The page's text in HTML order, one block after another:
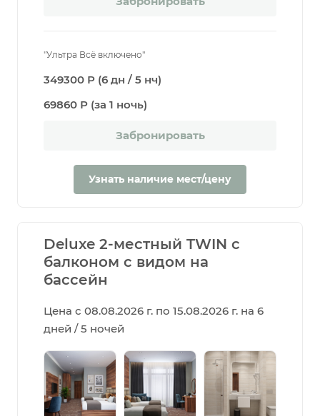
"Ультра Всё включено"
349300 Р (6 дн / 5 нч)
69860 Р (за 1 ночь)
Забронировать
Узнать наличие мест/цену
Deluxe 2-местный TWIN с
балконом с видом на
бассейн
Цена с 08.08.2026 г. по 15.08.2026 г. на 6
дней / 5 ночей